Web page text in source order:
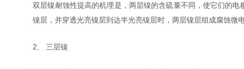
双层镍耐蚀性提高的机理是，两层镍的含硫量不同，使它们的
镍层，并穿透光亮镍层到达半光亮镍层时，两层镍层组成腐蚀微
2、 三层镍